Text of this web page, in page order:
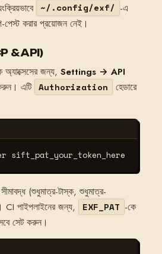
~/.config/exf/ -এ
করার প্রয়োজন নেই।
& API)
অ্যাক্সেসের জন্য, Settings → API
এটি Authorization
হেডারে
sift_pat_your_token_here
(শুধুমাত্র-টাস্ক, শুধুমাত্র-
CI পাইপলাইনের জন্য,
EXF_PAT -কে
সেট করুন।